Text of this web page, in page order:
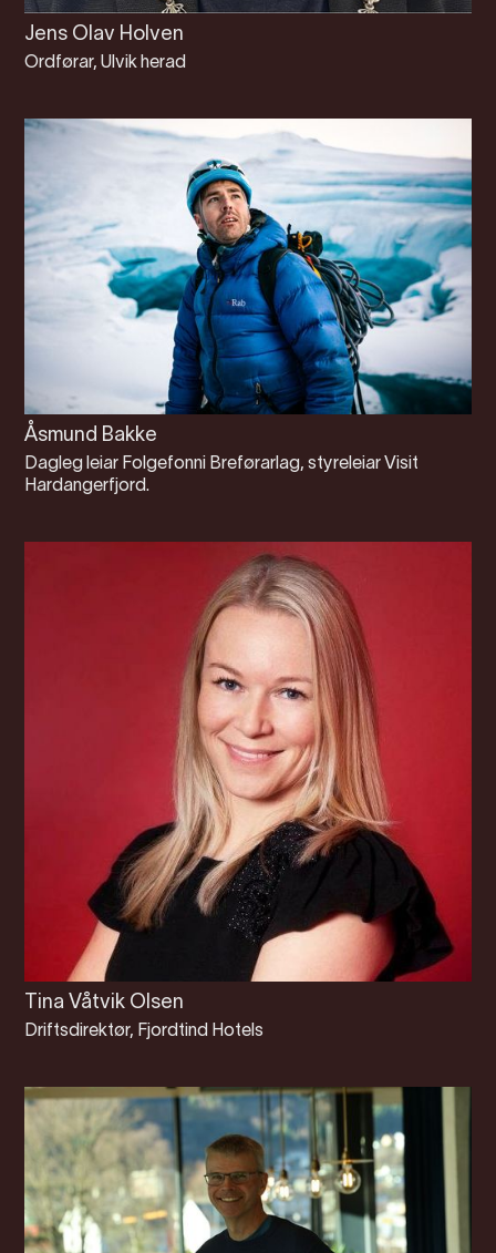
Jens Olav Holven
Ordførar, Ulvik herad
Åsmund Bakke
Dagleg leiar Folgefonni Breførarlag, styreleiar Visit
Hardangerfjord.
Tina Våtvik Olsen
Driftsdirektør, Fjordtind Hotels